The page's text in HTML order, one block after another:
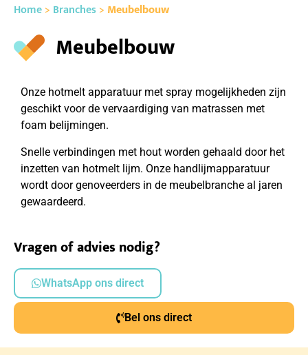
Home> Branches> Meubelbouw
Meubelbouw
Onze hotmelt apparatuur met spray mogelijkheden zijn
geschikt voor de vervaardiging van matrassen met
foam belijmingen.
Snelle verbindingen met hout worden gehaald door het
inzetten van hotmelt lijm. Onze handlijmapparatuur
wordt door genoveerders in de meubelbranche al jaren
gewaardeerd.
Vragen of advies nodig?
WhatsApp ons direct
Bel ons direct